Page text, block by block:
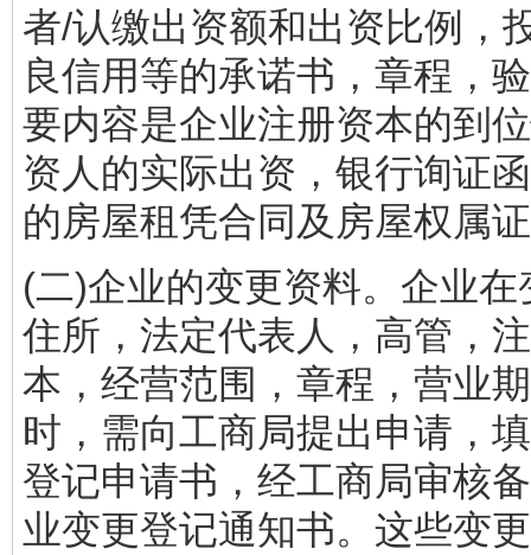
者/认缴出资额和出资比例，
良信用等的承诺书，章程，
要内容是企业注册资本的到
资人的实际出资，银行询证
的房屋租凭合同及房屋权属
(二)企业的变更资料。企业
住所，法定代表人，高管，
本，经营范围，章程，营业
时，需向工商局提出申请，
登记申请书，经工商局审核
业变更登记通知书。这些变